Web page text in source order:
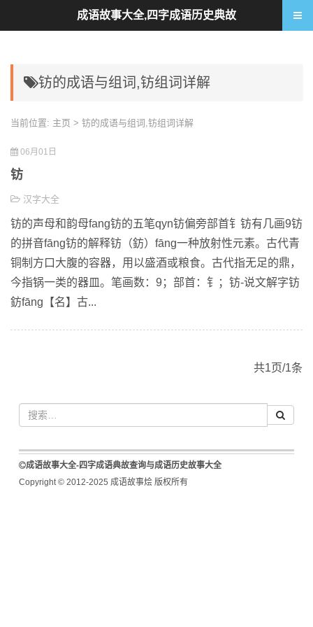
钫的成语与组词,钫组词详解
当前位置: 主页 > 钫的成语与组词,钫组词详解
06月01日
钫
汉字大全
钫的声母和韵母fang钫的五笔qyn钫偏旁部首钅钫有几画9钫
的拼音fāng钫的解释钫（鈁）fāng一种放射性元素。古代青
铜制方口大腹的容器，用以盛酒或粮食。古代指无足的鼎，
今指锅一类的器皿。笔画数：9；部首：钅；钫-说文解字钫
鈁fāng【名】古...
共1页/1条
成语故事大全-四字成语典故查询与成语历史故事大全
Copyright © 2012-2025 成语故事烩 版权所有
成语故事大全,四字成语历史典故